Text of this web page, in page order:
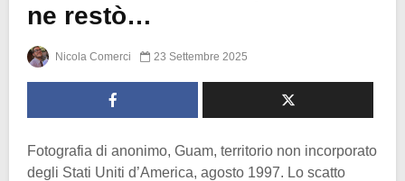
ne restò…
Nicola Comerci 23 Settembre 2025
Fotografia di anonimo, Guam, territorio non incorporato
degli Stati Uniti d’America, agosto 1997. Lo scatto